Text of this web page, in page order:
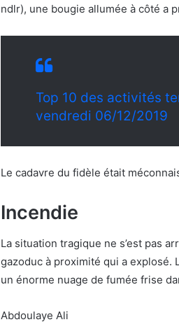
ndlr), une bougie allumée à côté a
Top 10 des activités
vendredi 06/12/2019
Le cadavre du fidèle était
Incendie
La situation tragique ne s’est pas
gazoduc à proximité qui a explosé.
un énorme nuage de fumée frise
Abdoulaye Ali